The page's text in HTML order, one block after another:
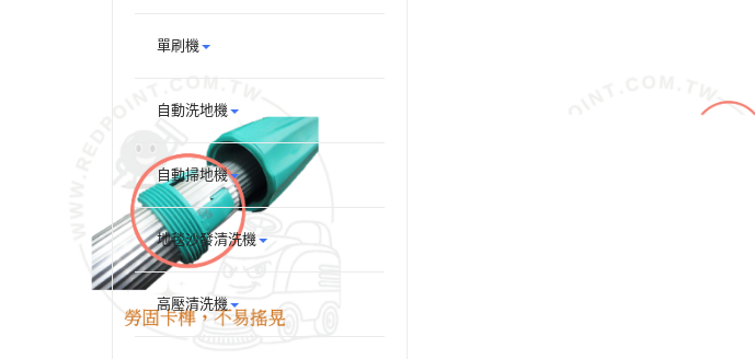
單刷機
自動洗地機
自動掃地機
地毯沙發清洗機
高壓清洗機